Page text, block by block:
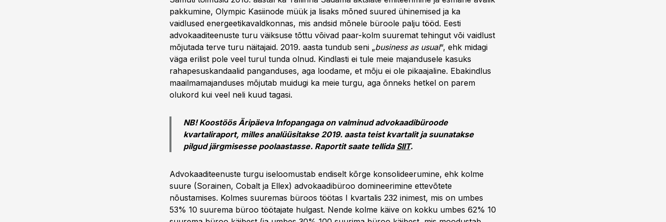
pakkumine, Olympic Kasiinode müük ja lisaks mõned suured ühinemised ja ka
vaidlused energeetikavaldkonnas, mis andsid mõnele büroole palju tööd. Eesti
advokaaditeenuste turu väiksuse tõttu võivad paar-kolm suuremat tehingut või vaidlust
mõjutada terve turu näitajaid. 2019. aasta tundub seni „business as usual“, ehk midagi
väga erilist pole veel turul tunda olnud. Kindlasti ei tule meie majandusele kasuks
rahapesuskandaalid panganduses, aga loodame, et mõju ei ole pikaajaline. Ebakindlus
maailmamajanduses mõjutab muidugi ka meie turgu, aga õnneks hetkel on parem
olukord kui veel neli kuud tagasi.
NB! Koostöös Äripäeva Infopangaga on valminud advokaadibüroode
kvartaliraport, milles analüüsitakse 2019. aasta teist kvartalit ja suunatakse
pilgud järgmisesse poolaastasse. Raportit saate tellida SIIT.
Advokaaditeenuste turgu iseloomustab endiselt kõrge konsolideerumine, ehk kolme
suure (Sorainen, Cobalt ja Ellex) advokaadibüroo domineerimine ettevõtete
nõustamises. Kolmes suuremas büroos töötas I kvartalis 232 inimest, mis on umbes
53% 10 suurema büroo töötajate hulgast. Nende kolme käive on kokku umbes 62% 10